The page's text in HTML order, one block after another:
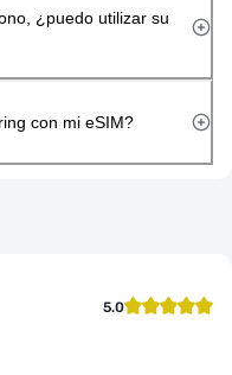
¿puedo utilizar su
con mi eSIM?
5.0